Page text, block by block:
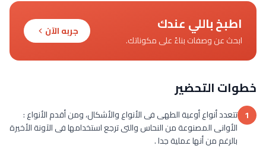
اطبخ باللي عندك
ابحث عن وصفات بناءً على مكوناتك.
جربه الآن
خطوات التحضير
1 تتعدد أنواع أوعية الطهى فى الأنواع والأشكال، ومن أقدم الأنواع :
الأوانى المصنوعة من النحاس والتى ترجع استخدامها فى الآونة الأخيرة
بالرغم من أنها عملية جدا .